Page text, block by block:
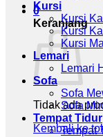
0
Keranjang
Tidak ada
Kembali ke
Kursi
Kursi
Kursi
Kursi
Lemari
Lemari
Sofa
Sofa
Sofa
Tempat Tidur
Tempat